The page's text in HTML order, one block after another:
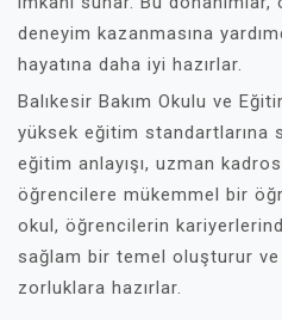
deneyim kazanmasına
hayatına daha iyi hazırlar.
Balıkesir Bakım Okulu ve
yüksek eğitim standartlarına
eğitim anlayışı, uzman
öğrencilere mükemmel bir
okul, öğrencilerin
sağlam bir temel oluşturur ve
zorluklara hazırlar.